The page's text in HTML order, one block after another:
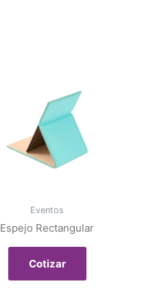
Eventos
Espejo Rectangular
Cotizar